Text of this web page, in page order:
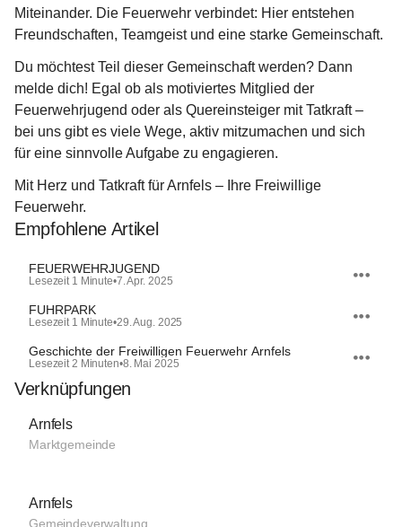
Miteinander. Die Feuerwehr verbindet: Hier entstehen
Freundschaften, Teamgeist und eine starke Gemeinschaft.
Du möchtest Teil dieser Gemeinschaft werden? Dann
melde dich! Egal ob als motiviertes Mitglied der
Feuerwehrjugend oder als Quereinsteiger mit Tatkraft –
bei uns gibt es viele Wege, aktiv mitzumachen und sich
für eine sinnvolle Aufgabe zu engagieren.
Mit Herz und Tatkraft für Arnfels – Ihre Freiwillige
Feuerwehr.
Empfohlene Artikel
FEUERWEHRJUGEND
Lesezeit 1 Minute•7. Apr. 2025
FUHRPARK
Lesezeit 1 Minute•29. Aug. 2025
Geschichte der Freiwilligen Feuerwehr Arnfels
Lesezeit 2 Minuten•8. Mai 2025
Verknüpfungen
Arnfels
Marktgemeinde
Arnfels
Gemeindeverwaltung